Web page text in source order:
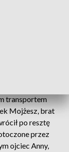
transportem
Mojżesz, brat
po resztę
przez
ojciec Anny,